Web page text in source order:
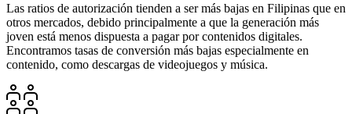
Las ratios de autorización tienden a ser más bajas en Filipinas que en
otros mercados, debido principalmente a que la generación más
joven está menos dispuesta a pagar por contenidos digitales.
Encontramos tasas de conversión más bajas especialmente en
contenido, como descargas de videojuegos y música.